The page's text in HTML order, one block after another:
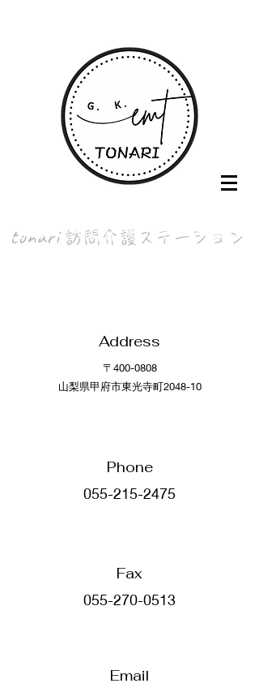
tonari 訪問介護ステーション
Address
〒400-0808
​山梨県甲府市東光寺町2048-10
Phone
055-215-2475
​Fax
055-270-0513
Email